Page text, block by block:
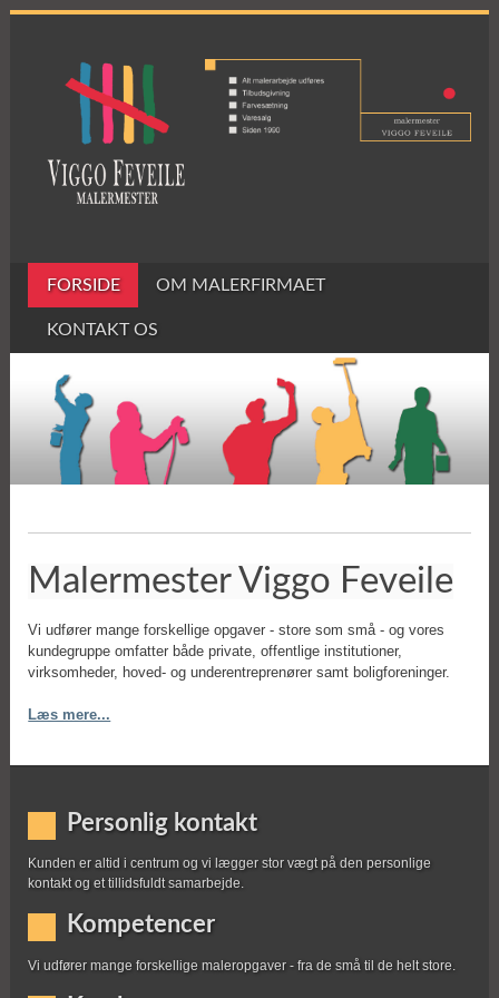
FORSIDE OM MALERFIRMAET
KONTAKT OS
Malermester Viggo Feveile
Vi udfører mange forskellige opgaver - store som små - og vores
kundegruppe omfatter både private, offentlige institutioner,
virksomheder, hoved- og underentreprenører samt boligforeninger.
Læs mere...
Personlig kontakt
Kunden er altid i centrum og vi lægger stor vægt på den personlige
kontakt og et tillidsfuldt samarbejde.
Kompetencer
Vi udfører mange forskellige maleropgaver - fra de små til de helt store.